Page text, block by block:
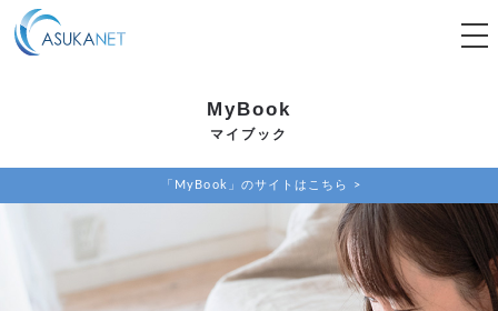
MyBook
マイブック
「MyBook」のサイトはこちら >